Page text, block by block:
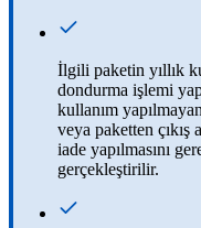
İlgili paketin yıllık
dondurma işlemi
kullanım
veya paketten çıkış
iade yapılmasını
gerçekleştirilir.